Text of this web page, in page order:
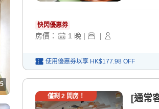
5
快閃優惠券
房價： 1 晚 | |
使用優惠券以享 HK$177.98 OFF
僅剩 2間房！ [通常